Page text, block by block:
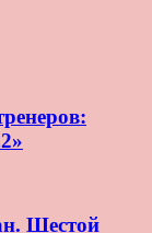
Шестой